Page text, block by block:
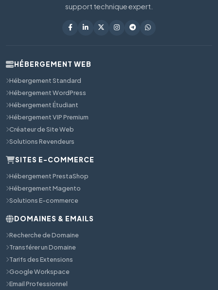
support technique expert.
HÉBERGEMENT WEB
Hébergement Standard
Hébergement WordPress
Hébergement Étudiant
Hébergement VIP Premium
Créateur de Site Web
Solutions Revendeurs
SITES E-COMMERCE
Hébergement PrestaShop
Hébergement Magento
Solutions E-commerce
DOMAINES & EMAILS
Recherche de Domaine
Transférer un Domaine
Tarifs des Extensions
Google Workspace
Email Professionnel